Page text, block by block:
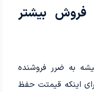
فروش بیشتر
به ضرر فروشنده
اینکه قیمتت حفظ